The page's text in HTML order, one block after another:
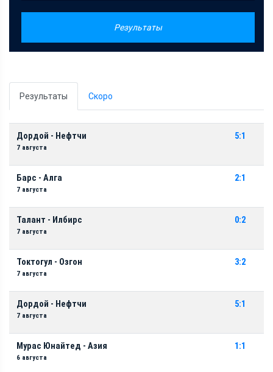
Результаты
Результаты Скоро
Дордой - Нефтчи
7 августа
5:1
Барс - Алга
7 августа
2:1
Талант - Илбирс
7 августа
0:2
Токтогул - Озгон
7 августа
3:2
Дордой - Нефтчи
7 августа
5:1
Мурас Юнайтед - Азия
6 августа
1:1